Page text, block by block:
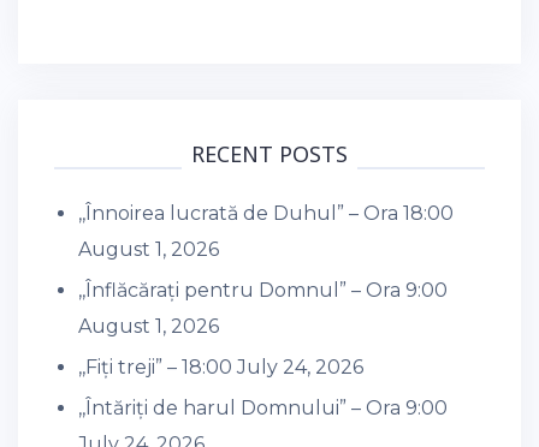
RECENT POSTS
,,Înnoirea lucrată de Duhul” – Ora 18:00
August 1, 2026
,,Înflăcărați pentru Domnul” – Ora 9:00
August 1, 2026
,,Fiți treji” – 18:00 July 24, 2026
,,Întăriți de harul Domnului” – Ora 9:00